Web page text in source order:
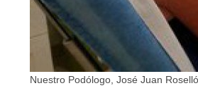
Nuestro Podólogo, José Juan